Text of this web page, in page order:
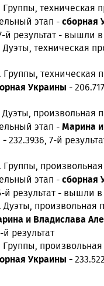
техническая
этап -сборная
й результат - вышли
техническая
техническая
Украины -
произвольная
этап -Марина
-232.3936, 7-й
этап -сборная
й результат - вышли
произвольная
и Владислава
й результат
Украины -